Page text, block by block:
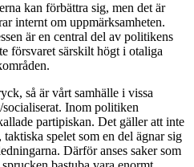
kan förbättra sig, men det är
internt om uppmärksamheten.
är en central del av politikens
försvaret särskilt högt i otaliga
så är vårt samhälle i vissa
Inom politiken
partipiskan. Det gäller att inte
spelet som en del ägnar sig
Därför anses saker som